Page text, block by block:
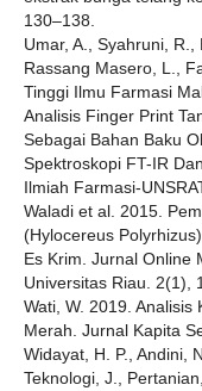
130–138.
Umar, A., Syahruni, R.,
Rassang Masero, L.,
Tinggi Ilmu Farmasi
Analisis Finger Print
Sebagai Bahan Baku
Spektroskopi FT-IR
Ilmiah Farmasi-
Waladi et al. 2015.
(Hylocereus
Es Krim. Jurnal Online
Universitas Riau. 2(1),
Wati, W. 2019. Analisis
Merah. Jurnal Kapita
Widayat, H. P., Andini,
Teknologi, J.,